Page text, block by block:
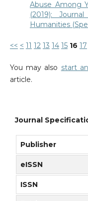
Abuse Among
(2019):
Humanities
<< < 11 12 13 14 15 16 17
You may also start
article.
Journal
Publisher
eISSN
ISSN